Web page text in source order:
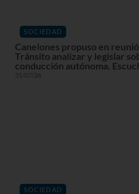
SOCIEDAD
Canelones propuso en
Tránsito analizar y legislar
conducción autónoma.
31/07/26
SOCIEDAD